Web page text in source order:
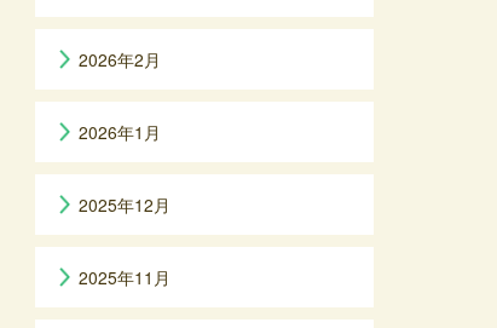
2026年2月
2026年1月
2025年12月
2025年11月